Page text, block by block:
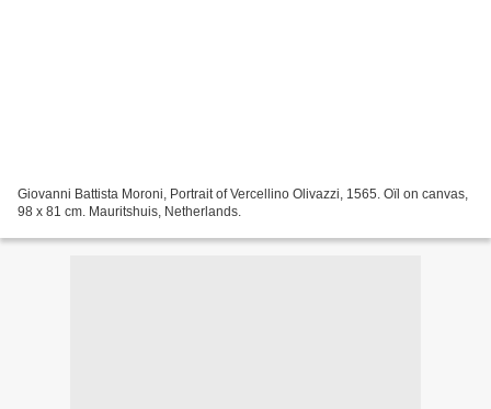
Giovanni Battista Moroni, Portrait of Vercellino Olivazzi, 1565. Oïl on canvas,
98 x 81 cm. Mauritshuis, Netherlands.